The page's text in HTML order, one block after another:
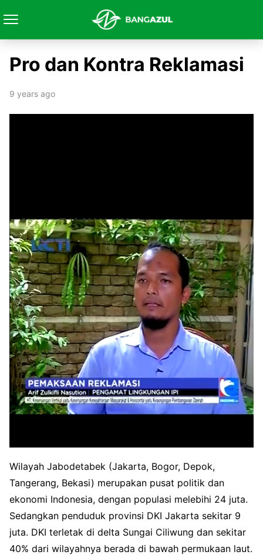
Pro dan Kontra Reklamasi
9 years ago
Wilayah Jabodetabek (Jakarta, Bogor, Depok,
Tangerang, Bekasi) merupakan pusat politik dan
ekonomi Indonesia, dengan populasi melebihi 24 juta.
Sedangkan penduduk provinsi DKI Jakarta sekitar 9
juta. DKI terletak di delta Sungai Ciliwung dan sekitar
40% dari wilayahnya berada di bawah permukaan laut.